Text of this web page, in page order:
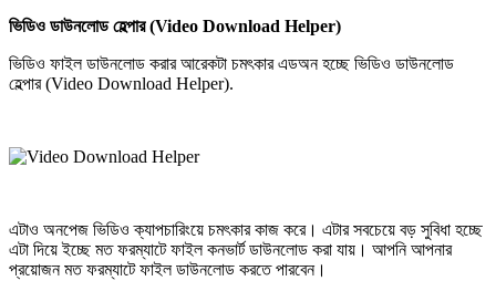
ভিডিও ডাউনলোড হেল্পার (Video Download Helper)
ভিডিও ফাইল ডাউনলোড করার আরেকটা চমৎকার এডঅন হচ্ছে ভিডিও ডাউনলোড
হেল্পার (Video Download Helper).
এটাও অনপেজ ভিডিও ক্যাপচারিংয়ে চমৎকার কাজ করে। এটার সবচেয়ে বড় সুবিধা হচ্ছে
এটা দিয়ে ইচ্ছে মত ফরম্যাটে ফাইল কনভার্ট ডাউনলোড করা যায়। আপনি আপনার
প্রয়োজন মত ফরম্যাটে ফাইল ডাউনলোড করতে পারবেন।